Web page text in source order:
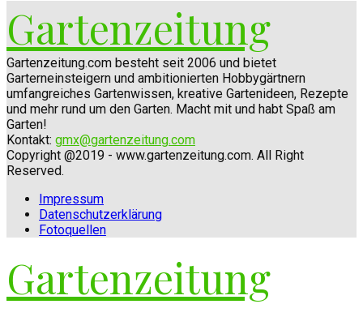
Gartenzeitung
Gartenzeitung.com besteht seit 2006 und bietet
Garterneinsteigern und ambitionierten Hobbygärtnern
umfangreiches Gartenwissen, kreative Gartenideen, Rezepte
und mehr rund um den Garten. Macht mit und habt Spaß am
Garten!
Kontakt: gmx@gartenzeitung.com
Copyright @2019 - www.gartenzeitung.com. All Right
Reserved.
Impressum
Datenschutzerklärung
Fotoquellen
Gartenzeitung